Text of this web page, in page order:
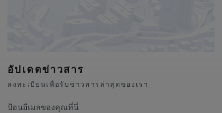
อัปเดตข่าวสาร
ลงทะเบียนเพื่อรับข่าวสารล่าสุดของเรา
ป้อนอีเมลของคุณที่นี่